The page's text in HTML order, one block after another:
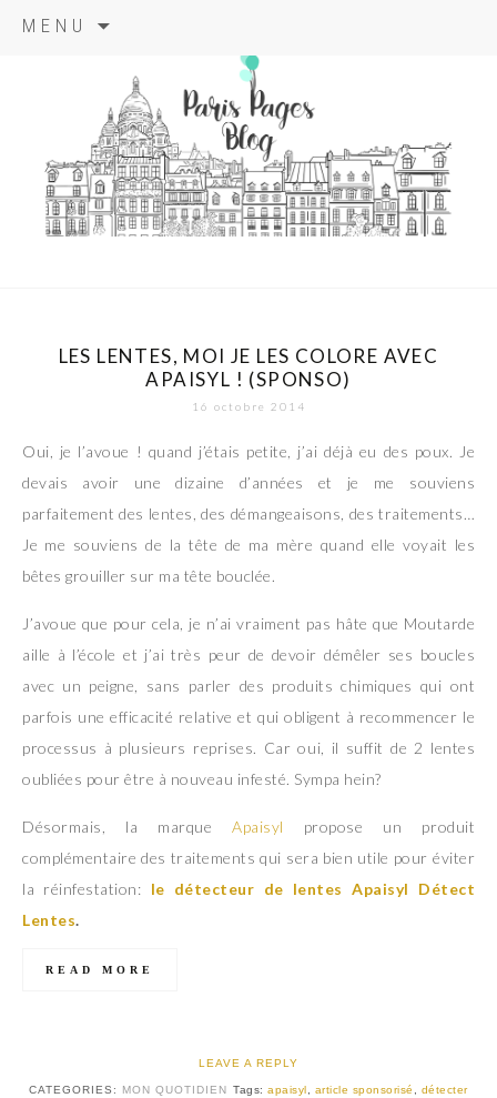
MENU
principal
paris pages
blog
LES LENTES, MOI JE LES COLORE AVEC
APAISYL ! (SPONSO)
16 octobre 2014
Oui, je l’avoue ! quand j’étais petite, j’ai déjà eu des poux. Je
devais avoir une dizaine d’années et je me souviens
parfaitement des lentes, des démangeaisons, des traitements…
Je me souviens de la tête de ma mère quand elle voyait les
bêtes grouiller sur ma tête bouclée.
J’avoue que pour cela, je n’ai vraiment pas hâte que Moutarde
aille à l’école et j’ai très peur de devoir démêler ses boucles
avec un peigne, sans parler des produits chimiques qui ont
parfois une efficacité relative et qui obligent à recommencer le
processus à plusieurs reprises. Car oui, il suffit de 2 lentes
oubliées pour être à nouveau infesté. Sympa hein?
Désormais, la marqueApaisyl
propose un produit
complémentaire des traitements qui sera bien utile pour éviter
la réinfestation: le détecteur de lentes Apaisyl Détect
Lentes.
READ MORE
LEAVE A REPLY
CATEGORIES: MON QUOTIDIEN Tags:apaisyl article sponsorisé
détecter